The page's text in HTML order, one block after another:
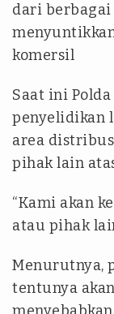
dari
komersil
Saat ini
penyelidikan
area
pihak lain
“Kami akan
atau pihak
Menurutnya,
tentunya